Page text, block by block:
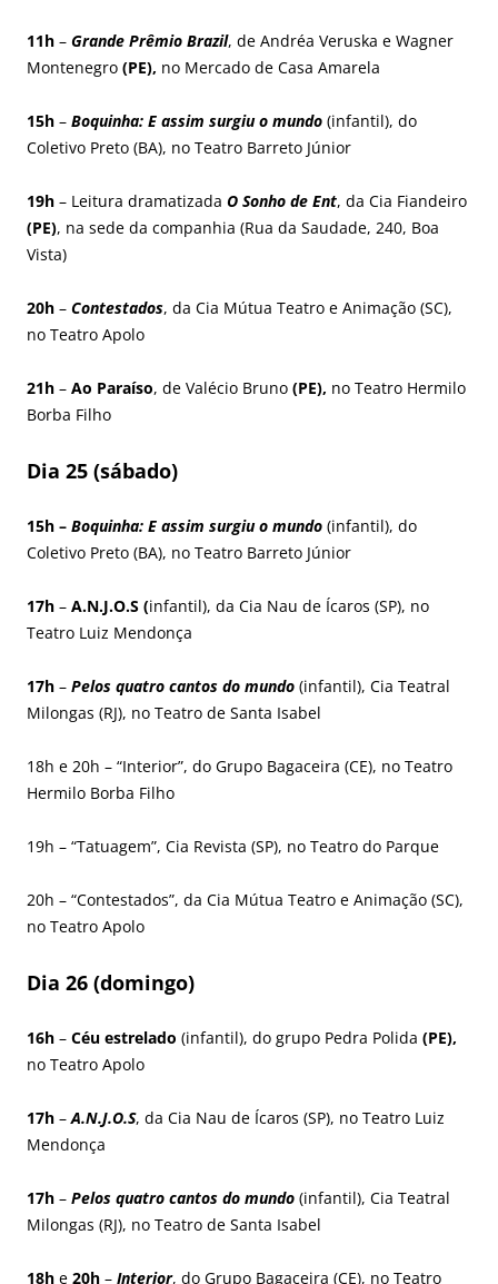
11h – Grande Prêmio Brazil, de Andréa Veruska e Wagner
Montenegro (PE), no Mercado de Casa Amarela
15h – Boquinha: E assim surgiu o mundo (infantil), do
Coletivo Preto (BA), no Teatro Barreto Júnior
19h – Leitura dramatizada O Sonho de Ent, da Cia Fiandeiro
(PE), na sede da companhia (Rua da Saudade, 240, Boa
Vista)
20h – Contestados, da Cia Mútua Teatro e Animação (SC),
no Teatro Apolo
21h – Ao Paraíso, de Valécio Bruno (PE), no Teatro Hermilo
Borba Filho
Dia 25 (sábado)
15h – Boquinha: E assim surgiu o mundo (infantil), do
Coletivo Preto (BA), no Teatro Barreto Júnior
17h – A.N.J.O.S (infantil), da Cia Nau de Ícaros (SP), no
Teatro Luiz Mendonça
17h – Pelos quatro cantos do mundo (infantil), Cia Teatral
Milongas (RJ), no Teatro de Santa Isabel
18h e 20h – “Interior”, do Grupo Bagaceira (CE), no Teatro
Hermilo Borba Filho
19h – “Tatuagem”, Cia Revista (SP), no Teatro do Parque
20h – “Contestados”, da Cia Mútua Teatro e Animação (SC),
no Teatro Apolo
Dia 26 (domingo)
16h – Céu estrelado (infantil), do grupo Pedra Polida (PE),
no Teatro Apolo
17h –A.N.J.O.S, da Cia Nau de Ícaros (SP), no Teatro Luiz
Mendonça
17h – Pelos quatro cantos do mundo (infantil), Cia Teatral
Milongas (RJ), no Teatro de Santa Isabel
18h e 20h – Interior, do Grupo Bagaceira (CE), no Teatro